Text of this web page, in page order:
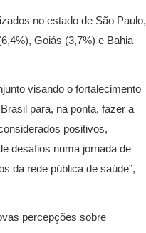
no estado de São Paulo,
Goiás (3,7%) e Bahia
visando o fortalecimento
para, na ponta, fazer a
positivos,
desafios numa jornada de
da rede pública de saúde”,
percepções sobre